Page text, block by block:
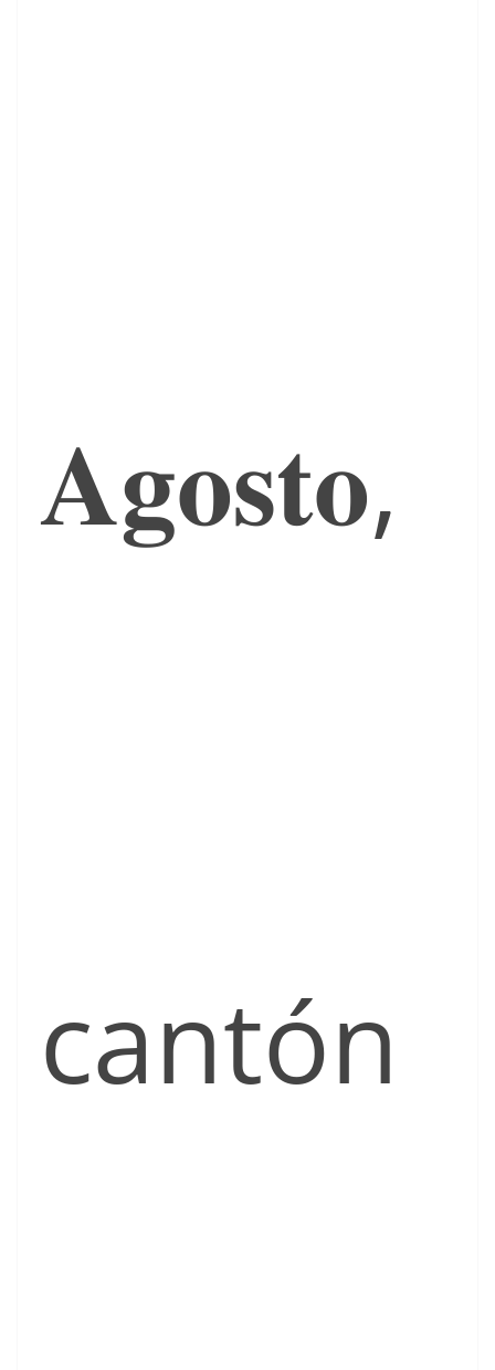
𝐀𝐠𝐨𝐬𝐭𝐨,
cantón